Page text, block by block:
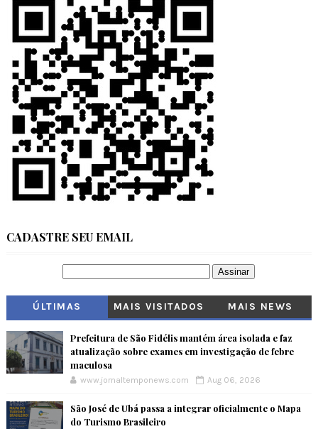
CADASTRE SEU EMAIL
ÚLTIMAS MAIS VISITADOS MAIS NEWS
Prefeitura de São Fidélis mantém área isolada e faz
atualização sobre exames em investigação de febre
maculosa
www.jornaltemponews.com Aug 06, 2026
São José de Ubá passa a integrar oficialmente o Mapa
do Turismo Brasileiro